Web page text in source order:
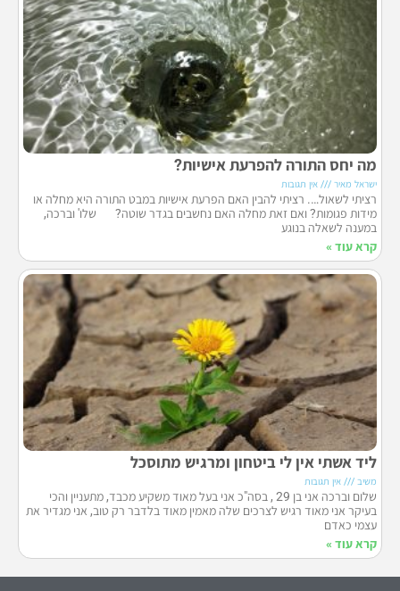
מה יחס התורה להפרעת אישיות?
ישראל מאיר אין תגובות
רציתי לשאול…. רציתי להבין האם הפרעת אישיות במבט התורה היא מחלה או
מידות פגומות? ואם זאת מחלה האם נחשבים בגדר שוטה? שלו' וברכה,
במענה לשאלה בנוגע
קרא עוד »
ליד אשתי אין לי ביטחון ומרגיש מתוסכל
משיב אין תגובות
שלום וברכה אני בן 29 , בסה"כ אני בעל מאוד משקיע מכבד, מתעניין והכי
בעיקר אני מאוד רגיש לצרכים שלה מאמין מאוד בלדבר רק טוב, אני מגדיר את
עצמי כאדם
קרא עוד »